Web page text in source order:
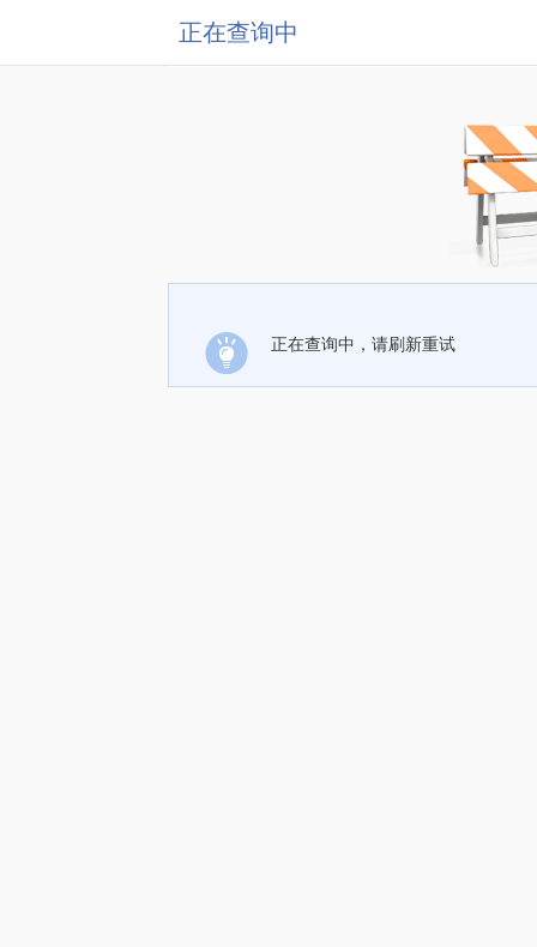
正在查询中
正在查询中，请刷新重试